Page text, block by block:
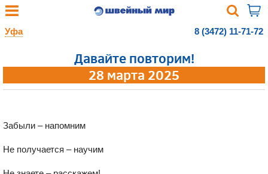
Уфа 8 (3472) 11-71-72
Давайте повторим!
28 марта 2025
Забыли – напомним
Не получается – научим